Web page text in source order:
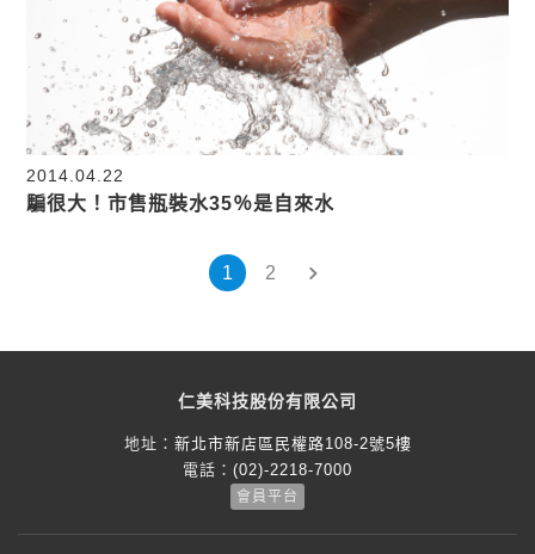
2014.04.22
騙很大！市售瓶裝水35％是自來水
1 2
仁美科技股份有限公司
地址： 新北市新店區民權路108-2號5樓
電話： (02)-2218-7000
會員平台